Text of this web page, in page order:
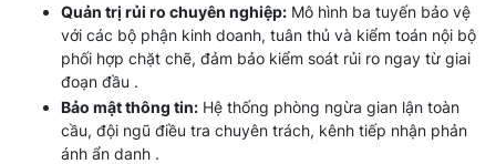
Quản trị rủi ro chuyên nghiệp: Mô hình ba tuyến bảo vệ
với các bộ phận kinh doanh, tuân thủ và kiểm toán nội bộ
phối hợp chặt chẽ, đảm bảo kiểm soát rủi ro ngay từ giai
đoạn đầu .
Bảo mật thông tin: Hệ thống phòng ngừa gian lận toàn
cầu, đội ngũ điều tra chuyên trách, kênh tiếp nhận phản
ánh ẩn danh .